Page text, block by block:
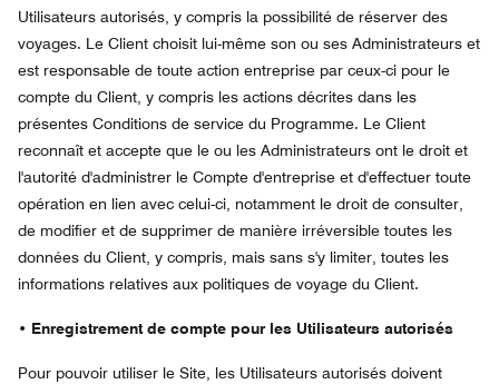
Utilisateurs autorisés, y compris la possibilité de réserver des
voyages. Le Client choisit lui-même son ou ses Administrateurs et
est responsable de toute action entreprise par ceux-ci pour le
compte du Client, y compris les actions décrites dans les
présentes Conditions de service du Programme. Le Client
reconnaît et accepte que le ou les Administrateurs ont le droit et
l'autorité d'administrer le Compte d'entreprise et d'effectuer toute
opération en lien avec celui-ci, notamment le droit de consulter,
de modifier et de supprimer de manière irréversible toutes les
données du Client, y compris, mais sans s'y limiter, toutes les
informations relatives aux politiques de voyage du Client.
• Enregistrement de compte pour les Utilisateurs autorisés
Pour pouvoir utiliser le Site, les Utilisateurs autorisés doivent